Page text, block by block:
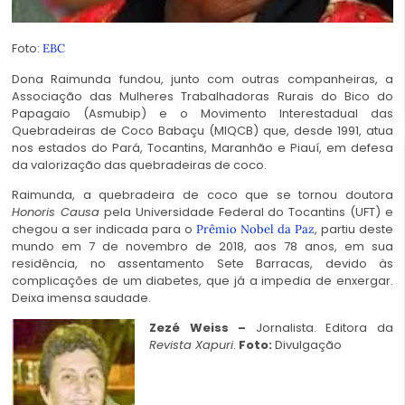
Foto: EBC
Dona Raimunda fundou, junto com outras companheiras, a
Associação das Mulheres Trabalhadoras Rurais do Bico do
Papagaio (Asmubip) e o Movimento Interestadual das
Quebradeiras de Coco Babaçu (MIQCB) que, desde 1991, atua
nos estados do Pará, Tocantins, Maranhão e Piauí, em defesa
da valorização das quebradeiras de coco.
Raimunda, a quebradeira de coco que se tornou doutora
Honoris Causapela Universidade Federal do Tocantins (UFT) e
chegou a ser indicada para o Prêmio Nobel da Paz, partiu deste
mundo em 7 de novembro de 2018, aos 78 anos, em sua
residência, no assentamento Sete Barracas, devido às
complicações de um diabetes, que já a impedia de enxergar.
Deixa imensa saudade.
Zezé Weiss – Jornalista. Editora da
Revista Xapuri. Foto: Divulgação